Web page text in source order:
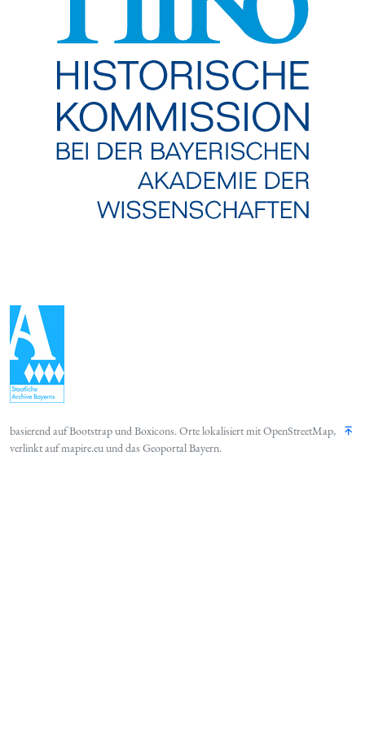
basierend aufBootstrapundBoxicons. Orte lokalisiert mitOpenStreetMap,
verlinkt aufmapire.euund das Geoportal Bayern.